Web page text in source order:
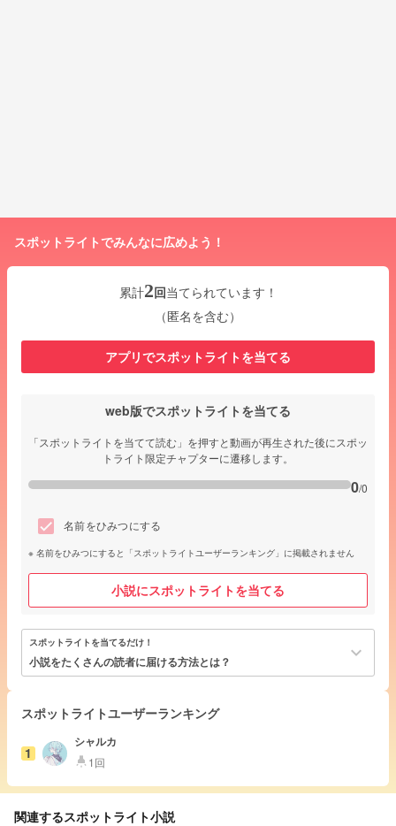
スポットライトでみんなに広めよう！
累計2回当てられています！
（匿名を含む）
アプリでスポットライトを当てる
web版でスポットライトを当てる
「スポットライトを当てて読む」を押すと動画が再生された後にスポッ
トライト限定チャプターに遷移します。
0/0
名前をひみつにする
名前をひみつにすると「スポットライトユーザーランキング」に掲載されません
小説にスポットライトを当てる
スポットライトを当てるだけ！
小説をたくさんの読者に届ける方法とは？ keyboard_arrow_down
スポットライトユーザーランキング
1
シャルカ
highlight 1回
関連するスポットライト小説